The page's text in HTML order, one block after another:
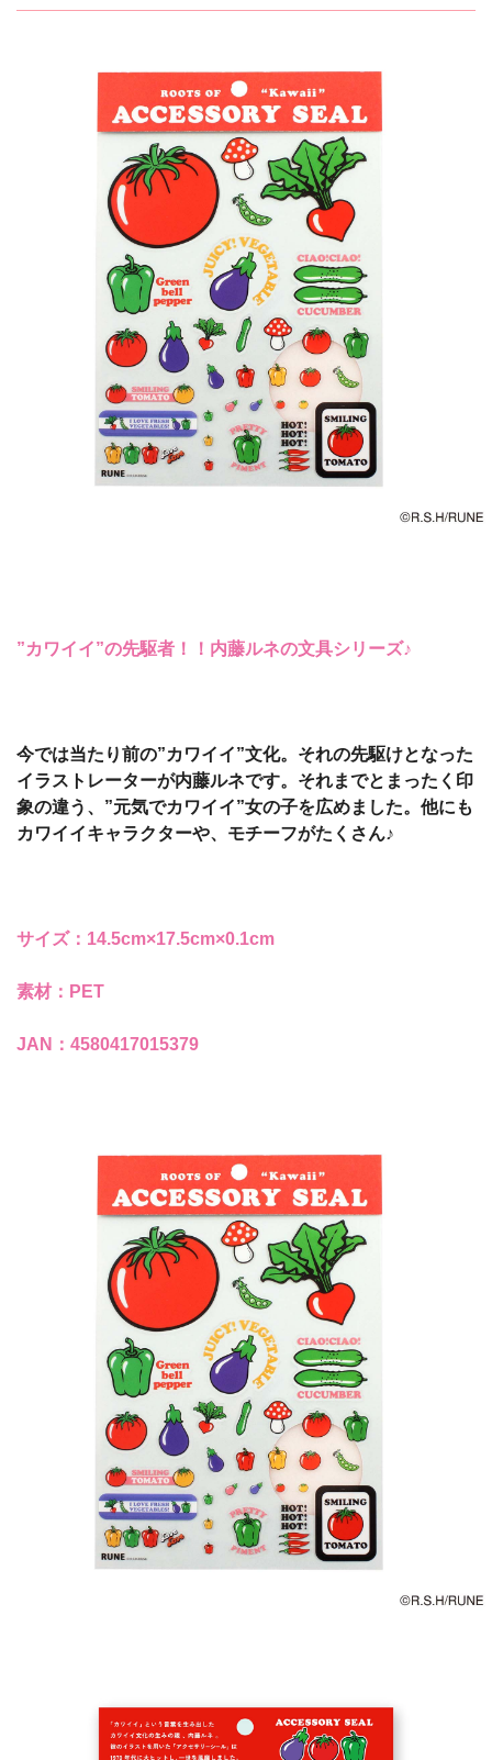
”カワイイ”の先駆者！！内藤ルネの文具シリーズ♪
今では当たり前の”カワイイ”文化。それの先駆けとなった
イラストレーターが内藤ルネです。それまでとまったく印
象の違う、”元気でカワイイ”女の子を広めました。他にも
カワイイキャラクターや、モチーフがたくさん♪
サイズ：14.5cm×17.5cm×0.1cm
素材：PET
JAN：4580417015379